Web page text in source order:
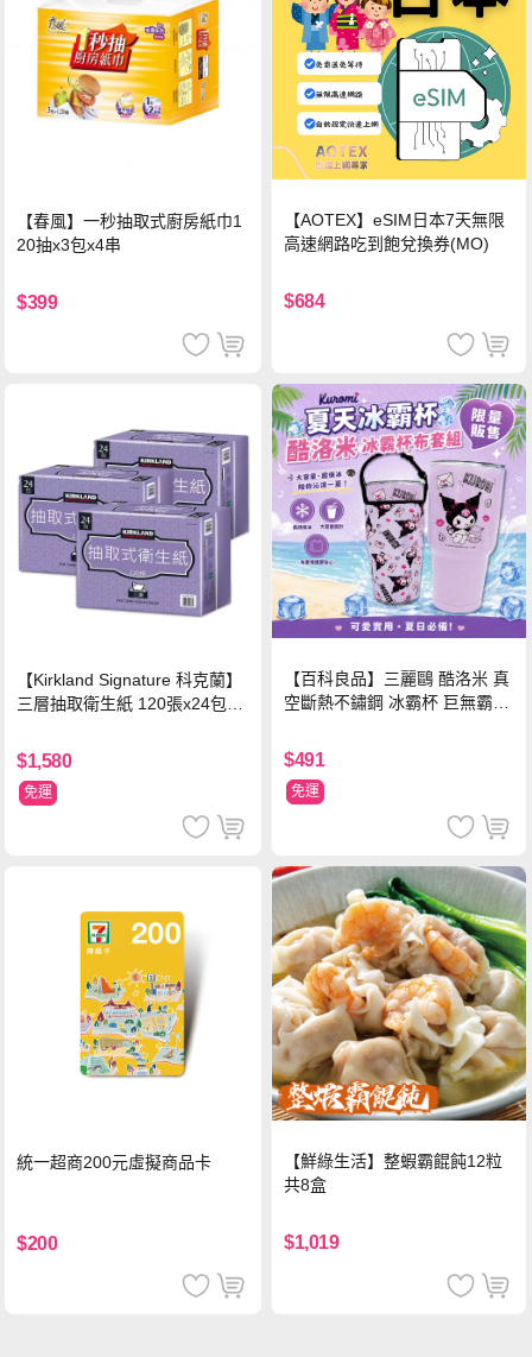
【春風】一秒抽取式廚房紙巾1
20抽x3包x4串
$399
【AOTEX】eSIM日本7天無限
高速網路吃到飽兌換券(MO)
$684
【Kirkland Signature 科克蘭】
三層抽取衛生紙 120張x24包x3
$1,580
免運
【百科良品】三麗鷗 酷洛米 真
空斷熱不鏽鋼 冰霸杯 巨無霸鋼
ml-信封款(贈手提杯套)
$491
免運
統一超商200元虛擬商品卡
$200
【鮮綠生活】整蝦霸餛飩12粒
共8盒
$1,019